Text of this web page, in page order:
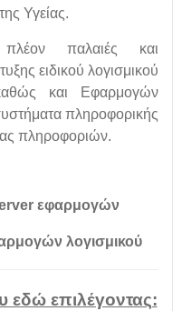
Υγείας.
παλαιές και
ειδικού λογισμικού
και Εφαρμογών
πληροφορικής
πληροφοριών.
εφαρμογών
λογισμικού
εδώ επιλέγοντας: